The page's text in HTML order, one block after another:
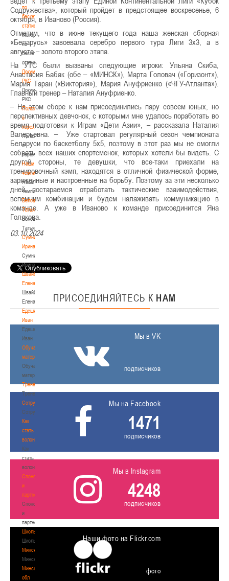
по
баскетбольной
статистике
Материалы
по
баскетбольной
статистике
Документы
РКС
Документы
РКС
Положение
о
переходах
Положение
о
переходах
Наши
чемпионы
Наши
чемпионы
Белошапко
Татьяна
Белошапко
Татьяна
Сумникова
Ирина
Сумникова
Ирина
Швайбович
Елена
Швайбович
Елена
Едешко
Иван
Едешко
Иван
Обучающие
материалы
Обучающие
материалы
Тренерам
Тренерам
Сотрудничество
Сотрудничество
Как
стать
волонтером
Как
стать
волонтером
Спонсоры
и
партнеры
Спонсоры
и
партнеры
Школы
Школы
Минск
Минск
Минская
обл
Содружества», который пройдет в предстоящее воскресенье, 6
октября, в Иваново (Россия).
Отметим, что в июне текущего года наша женская сборная
«Беларусь» завоевала серебро первого тура Лиги 3х3, а в
августе – золото второго этапа.
На УТС были вызваны следующие игроки: Ульяна Скиба,
Анастасия Бабак (обе – «МИНСК»), Марта Головач («Горизонт»),
Мария Таран («Виктория»), Мария Ануфриенко («ЧГУ-Атланта»).
Главный тренер – Наталия Ануфриенко.
– На этом сборе к нам присоединились пару совсем юных, но
перспективных девчонок, с которыми мне удалось поработать во
время подготовки к Играм «Дети Азии», – рассказала Наталия
Валерьевна. – Уже стартовал регулярный сезон чемпионата
Беларуси по баскетболу 5х5, поэтому в этот раз мы не смогли
собрать всех наших спортсменок, которых хотели бы видеть. С
другой стороны, те девушки, что все-таки приехали на
тренировочный кэмп, находятся в отличной физической форме,
заряженные и настроенные на борьбу. Поэтому за эти несколько
дней постараемся отработать тактические взаимодействия,
вспомним комбинации и будем налаживать коммуникацию в
команде. А уже в Иваново к команде присоединится Яна
Голякова.
03.10.2024
ПРИСОЕДИНЯЙТЕСЬ К НАМ
Мы в VK
подписчиков
Мы на Facebook
1471
подписчиков
Мы в Instagram
4248
подписчиков
Наши фото на Flickr.com
фото